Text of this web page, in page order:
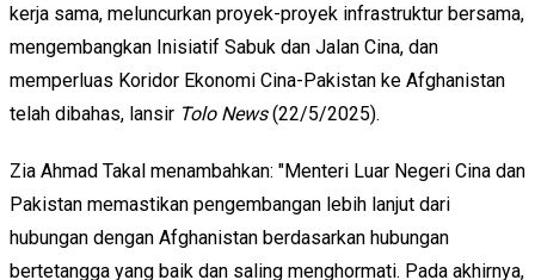
kerja sama, meluncurkan proyek-proyek infrastruktur bersama,
mengembangkan Inisiatif Sabuk dan Jalan Cina, dan
memperluas Koridor Ekonomi Cina-Pakistan ke Afghanistan
telah dibahas, lansir Tolo News(22/5/2025).
Zia Ahmad Takal menambahkan: "Menteri Luar Negeri Cina dan
Pakistan memastikan pengembangan lebih lanjut dari
hubungan dengan Afghanistan berdasarkan hubungan
bertetangga yang baik dan saling menghormati. Pada akhirnya,